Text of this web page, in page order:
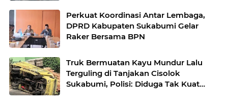
Perkuat Koordinasi Antar Lembaga,
DPRD Kabupaten Sukabumi Gelar
Raker Bersama BPN
Truk Bermuatan Kayu Mundur Lalu
Terguling di Tanjakan Cisolok
Sukabumi, Polisi: Diduga Tak Kuat